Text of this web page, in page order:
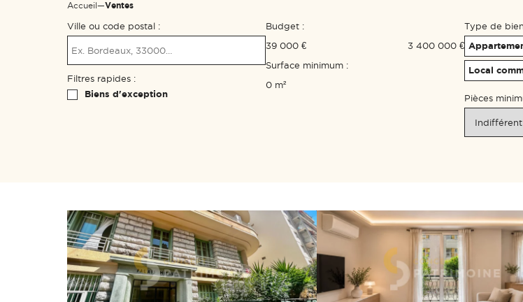
Accueil—Ventes
Ville ou code postal :
Filtres rapides :
Biens d'exception
Budget :
39 000 €
3 400 000 €
Surface minimum :
0 m²
Type de
Local
Pièces